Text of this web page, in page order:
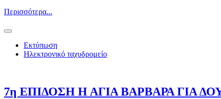
Περισσότερα...
Εκτύπωση
Ηλεκτρονικό ταχυδρομείο
7η ΕΠΙΔΟΣΗ Η ΑΓΙΑ ΒΑΡΒΑΡΑ ΓΙΑ